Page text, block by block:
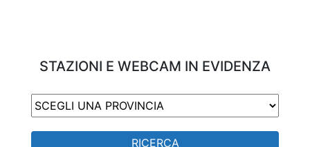
STAZIONI E WEBCAM IN EVIDENZA
RICERCA